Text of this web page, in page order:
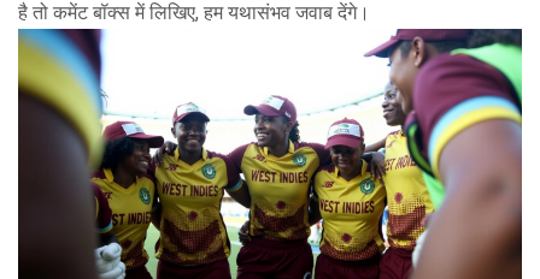
है तो कमेंट बॉक्स में लिखिए, हम यथासंभव जवाब देंगे।